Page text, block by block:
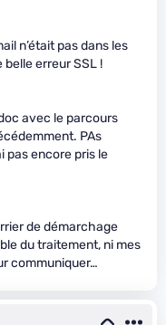
n’était pas dans les
erreur SSL !
avec le parcours
PAs
pas encore pris le
de démarchage
du traitement, ni mes
communiquer…